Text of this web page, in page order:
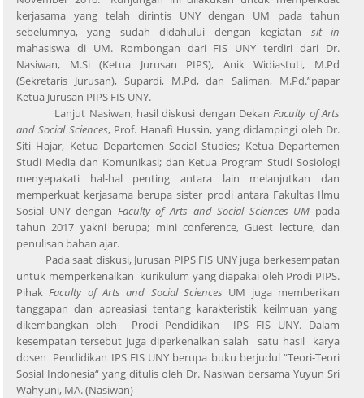
kerjasama yang telah dirintis UNY dengan UM pada tahun
sebelumnya, yang sudah didahului dengan kegiatan sit in
mahasiswa di UM. Rombongan dari FIS UNY terdiri dari Dr.
Nasiwan, M.Si (Ketua Jurusan PIPS), Anik Widiastuti, M.Pd
(Sekretaris Jurusan), Supardi, M.Pd, dan Saliman, M.Pd.”papar
Ketua Jurusan PIPS FIS UNY.
Lanjut Nasiwan, hasil diskusi dengan DekanFaculty of Arts
and Social Sciences, Prof. Hanafi Hussin, yang didampingi oleh Dr.
Siti Hajar, Ketua Departemen Social Studies; Ketua Departemen
Studi Media dan Komunikasi; dan Ketua Program Studi Sosiologi
menyepakati hal-hal penting antara lain melanjutkan dan
memperkuat kerjasama berupa sister prodi antara Fakultas Ilmu
Sosial UNY dengan Faculty of Arts and Social Sciences UM pada
tahun 2017 yakni berupa; mini conference, Guest lecture, dan
penulisan bahan ajar.
Pada saat diskusi, Jurusan PIPS FIS UNY juga berkesempatan
untuk memperkenalkan kurikulum yang diapakai oleh Prodi PIPS.
PihakFaculty of Arts and Social Sciences UM juga memberikan
tanggapan dan apreasiasi tentang karakteristik keilmuan yang
dikembangkan oleh Prodi Pendidikan IPS FIS UNY. Dalam
kesempatan tersebut juga diperkenalkan salah satu hasil karya
dosen Pendidikan IPS FIS UNY berupa buku berjudul “Teori-Teori
Sosial Indonesia“ yang ditulis oleh Dr. Nasiwan bersama Yuyun Sri
Wahyuni, MA. (Nasiwan)